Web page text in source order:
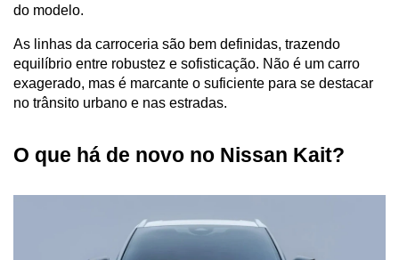
do modelo.
As linhas da carroceria são bem definidas, trazendo
equilíbrio entre robustez e sofisticação. Não é um carro
exagerado, mas é marcante o suficiente para se destacar
no trânsito urbano e nas estradas.
O que há de novo no Nissan Kait?